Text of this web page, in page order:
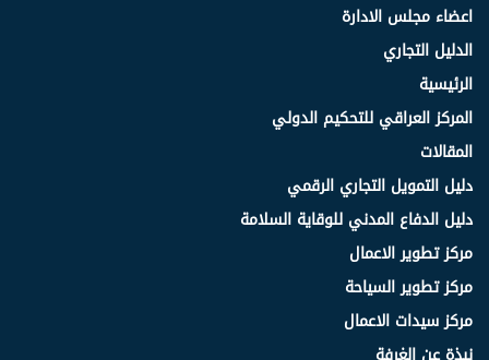
اعضاء مجلس الادارة
الدليل التجاري
الرئيسية
المركز العراقي للتحكيم الدولي
المقالات
دليل التمويل التجاري الرقمي
دليل الدفاع المدني للوقاية السلامة
مركز تطوير الاعمال
مركز تطوير السياحة
مركز سيدات الاعمال